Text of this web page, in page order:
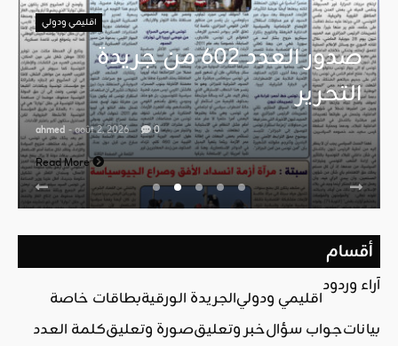
اقليمي ودولي
صدور العدد 602 من جريدة
التحرير
ahmed - août 2, 2026 0
Read More
أقسام
آراء وردود
اقليمي ودوليالجريدة الورقيةبطاقات خاصة
بياناتجواب سؤالخبر وتعليقصورة وتعليقكلمة العدد